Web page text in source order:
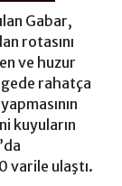
Gabar,
rotasını
ve huzur
rahatça
kuyuların
varile ulaştı.